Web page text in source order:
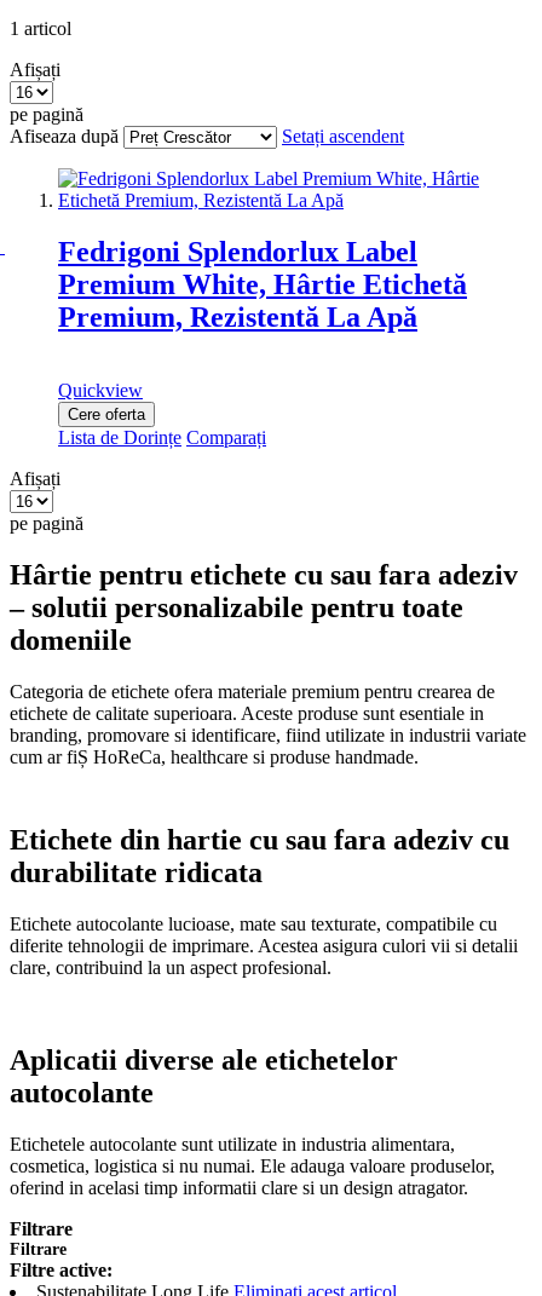
1 articol
Afișați
pe pagină
Afiseaza după
Setați ascendent
Fedrigoni Splendorlux Label
Premium White, Hârtie Etichetă
Premium, Rezistentă La Apă
Quickview
Cere oferta
Lista de Dorințe Comparați
Afișați
pe pagină
Hârtie pentru etichete cu sau fara adeziv
– solutii personalizabile pentru toate
domeniile
Categoria de etichete ofera materiale premium pentru crearea de
etichete de calitate superioara. Aceste produse sunt esentiale in
branding, promovare si identificare, fiind utilizate in industrii variate
cum ar fiȘ HoReCa, healthcare si produse handmade.
Etichete din hartie cu sau fara adeziv cu
durabilitate ridicata
Etichete autocolante lucioase, mate sau texturate, compatibile cu
diferite tehnologii de imprimare. Acestea asigura culori vii si detalii
clare, contribuind la un aspect profesional.
Aplicatii diverse ale etichetelor
autocolante
Etichetele autocolante sunt utilizate in industria alimentara,
cosmetica, logistica si nu numai. Ele adauga valoare produselor,
oferind in acelasi timp informatii clare si un design atragator.
Filtrare
Filtrare
Filtre active: